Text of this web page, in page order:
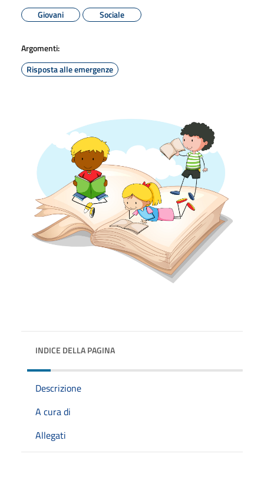
Giovani
Sociale
Argomenti:
Risposta alle emergenze
INDICE DELLA PAGINA
Descrizione
A cura di
Allegati